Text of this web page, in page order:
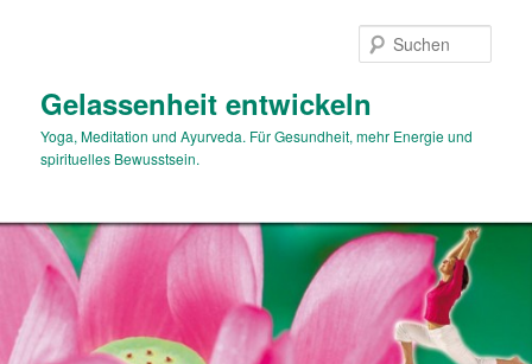
Gelassenheit entwickeln
Yoga, Meditation und Ayurveda. Für Gesundheit, mehr Energie und
spirituelles Bewusstsein.